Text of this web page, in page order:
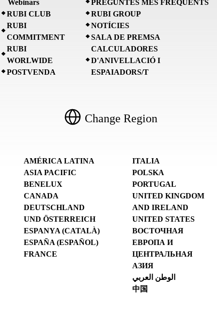
Webinars
RUBI CLUB
RUBI
COMMITMENT
RUBI
WORLWIDE
POSTVENDA
PREGUNTES MÉS FREQÜENTS
RUBI GROUP
NOTÍCIES
SALA DE PREMSA
CALCULADORES
D'ANIVELLACIÓ I
ESPAIADORS/T
Change Region
AMÉRICA LATINA
ASIA PACIFIC
BENELUX
CANADA
DEUTSCHLAND
UND ÖSTERREICH
ESPANYA (CATALÀ)
ESPAÑA (ESPAÑOL)
FRANCE
ITALIA
POLSKA
PORTUGAL
UNITED KINGDOM
AND IRELAND
UNITED STATES
ВОСТОЧНАЯ
ЕВРОПА И
ЦЕНТРАЛЬНАЯ
АЗИЯ
الوطن العربي
中国